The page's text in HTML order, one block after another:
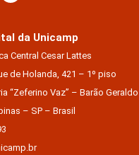
da Unicamp
Central Cesar Lattes
de Holanda, 421 – 1º piso
“Zeferino Vaz” – Barão Geraldo
– SP – Brasil